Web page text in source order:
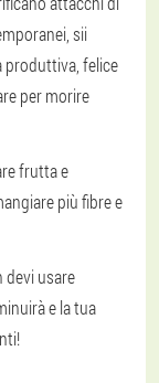
sii
produttiva, felice
per morire
frutta e
più fibre e
devi usare
e la tua